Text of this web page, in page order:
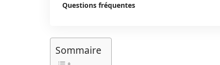
Questions fréquentes
Sommaire